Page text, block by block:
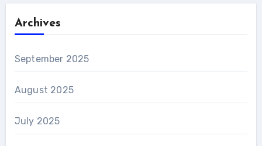
Archives
September 2025
August 2025
July 2025